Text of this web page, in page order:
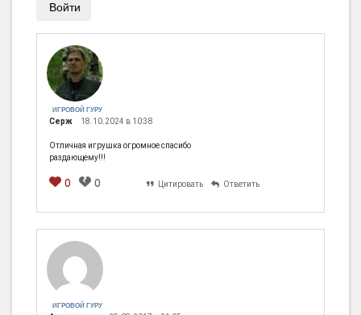
Войти
ИГРОВОЙ ГУРУ
Серж 18.10.2024 в 10:38
Отличная игрушка огромное спасибо
раздающему!!!
0 0 Цитировать Ответить
ИГРОВОЙ ГУРУ